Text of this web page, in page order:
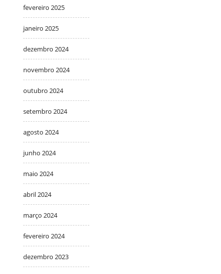
fevereiro 2025
janeiro 2025
dezembro 2024
novembro 2024
outubro 2024
setembro 2024
agosto 2024
junho 2024
maio 2024
abril 2024
março 2024
fevereiro 2024
dezembro 2023